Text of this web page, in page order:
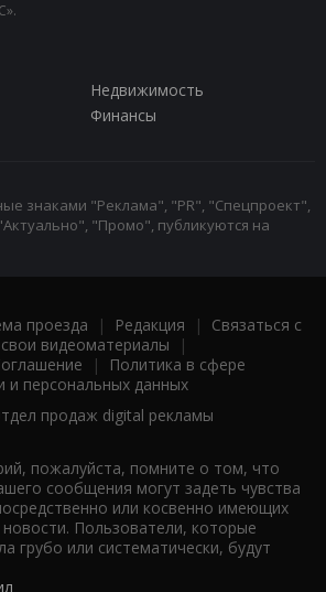
Недвижимость
Финансы
знаками "Реклама", "PR", "Спецпроект",
"Промо", публикуются на
проезда | Редакция | Связаться с
видеоматериалы |
|
Политика в сфере
и персональных данных
продаж digital рекламы
пожалуйста, помните о том, что
сообщения могут задеть чувства
или косвенно имеющих
Пользователи, которые
грубо или систематически, будут